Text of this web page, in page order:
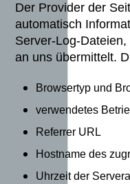
Der Provider der
automatisch
Server-Log-
an uns übermittelt.
Browsertyp und
verwendetes
Referrer URL
Hostname des
Uhrzeit der